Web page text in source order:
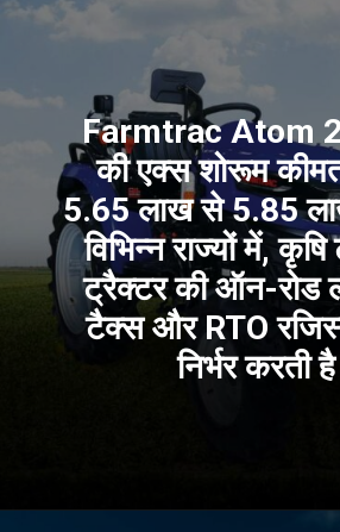
Farmtrac Atom
की एक्स शोरूम
5.65 लाख से 5.85
विभिन्न राज्यों में,
ट्रैक्टर की ऑन-रोड
टैक्स और RTO
निर्भर करती